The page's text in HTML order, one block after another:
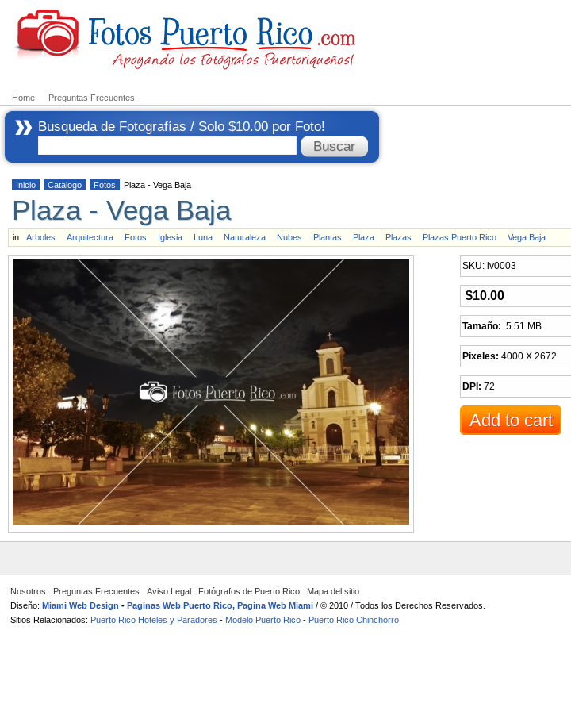
Home Preguntas Frecuentes
Busqueda de Fotografías / Solo $10.00 por Foto!
Inicio Catalogo Fotos Plaza - Vega Baja
Plaza - Vega Baja
in Arboles Arquitectura Fotos Iglesia Luna Naturaleza Nubes Plantas Plaza Plazas Plazas Puerto Rico Vega Baja
SKU: iv0003
$10.00
Tamaño: 5.51 MB
Pixeles: 4000 X 2672
DPI: 72
Nosotros Preguntas Frecuentes Aviso Legal Fotógrafos de Puerto Rico
Mapa del sitio
Diseño: Miami Web Design - Paginas Web Puerto Rico, Pagina Web Miami / © 2010 / Todos los Derechos Reservados.
Sitios Relacionados: Puerto Rico Hoteles y Paradores - Modelo Puerto Rico - Puerto Rico Chinchorro